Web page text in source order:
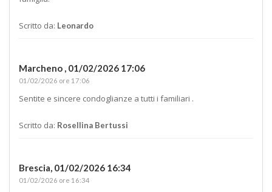
Scritto da: Leonardo
Marcheno , 01/02/2026 17:06
01/02/2026 ore 17:06
Sentite e sincere condoglianze a tutti i familiari .
Scritto da: Rosellina Bertussi
Brescia, 01/02/2026 16:34
01/02/2026 ore 16:34